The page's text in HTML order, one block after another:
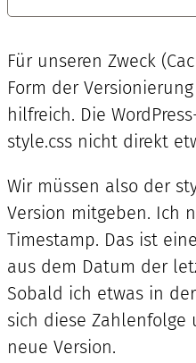
Für unseren Zweck
Form der
hilfreich. Die
style.css nicht direkt
Wir müssen also der
Version mitgeben. Ich
Timestamp. Das ist
aus dem Datum der
Sobald ich etwas in
sich diese
neue Version.